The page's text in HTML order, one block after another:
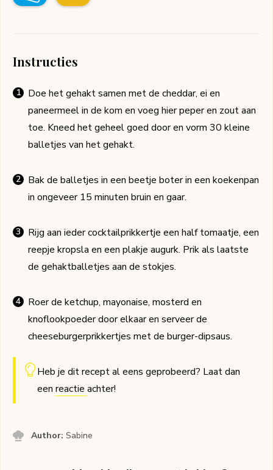
Instructies
Doe het gehakt samen met de cheddar, ei en
paneermeel in de kom en voeg hier peper en zout aan
toe. Kneed het geheel goed door en vorm 30 kleine
balletjes van het gehakt.
Bak de balletjes in een beetje boter in een koekenpan
in ongeveer 15 minuten bruin en gaar.
Rijg aan ieder cocktailprikkertje een half tomaatje, een
reepje kropsla en een plakje augurk. Prik als laatste
de gehaktballetjes aan de stokjes.
Roer de ketchup, mayonaise, mosterd en
knoflookpoeder door elkaar en serveer de
cheeseburgerprikkertjes met de burger-dipsaus.
Heb je dit recept al eens geprobeerd? Laat dan
een reactie achter!
Author:Sabine